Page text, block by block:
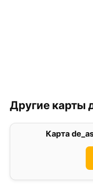
Другие карты
Карта